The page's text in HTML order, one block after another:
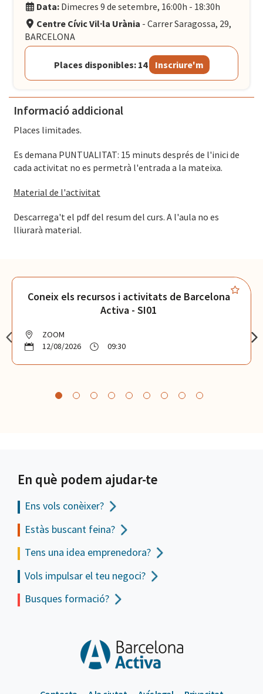
Data: Dimecres 9 de setembre, 16:00h - 18:30h
Centre Cívic Vil·la Urània - Carrer Saragossa, 29,
BARCELONA
Places disponibles: 14 Inscriure'm
Informació addicional
Places limitades.
Es demana PUNTUALITAT: 15 minuts després de l'inici de
cada activitat no es permetrà l'entrada a la mateixa.
Material de l'activitat
Descarrega't el pdf del resum del curs. A l'aula no es
lliurarà material.
Coneix els recursos i activitats de Barcelona
Activa - SI01
ZOOM
12/08/2026
09:30
En què podem ajudar-te
Ens vols conèixer?
Estàs buscant feina?
Tens una idea emprenedora?
Vols impulsar el teu negoci?
Busques formació?